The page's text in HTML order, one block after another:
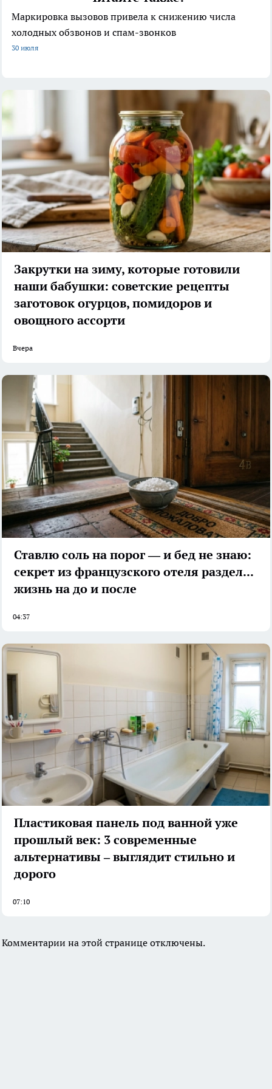
Маркировка вызовов привела к снижению числа
холодных обзвонов и спам-звонков
30 июля
Закрутки на зиму, которые готовили
наши бабушки: советские рецепты
заготовок огурцов, помидоров и
овощного ассорти
Вчера
Ставлю соль на порог — и бед не знаю:
секрет из французского отеля разделил
жизнь на до и после
04:37
Пластиковая панель под ванной уже
прошлый век: 3 современные
альтернативы – выглядит стильно и
дорого
07:10
Комментарии на этой странице отключены.